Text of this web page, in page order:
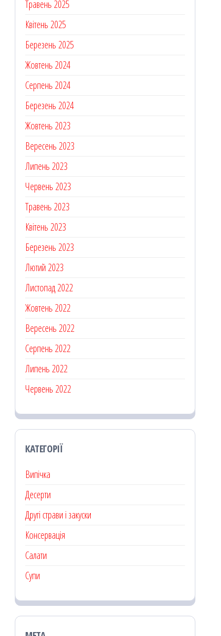
Травень 2025
Квітень 2025
Березень 2025
Жовтень 2024
Серпень 2024
Березень 2024
Жовтень 2023
Вересень 2023
Липень 2023
Червень 2023
Травень 2023
Квітень 2023
Березень 2023
Лютий 2023
Листопад 2022
Жовтень 2022
Вересень 2022
Серпень 2022
Липень 2022
Червень 2022
КАТЕГОРІЇ
Випічка
Десерти
Другі страви і закуски
Консервація
Салати
Супи